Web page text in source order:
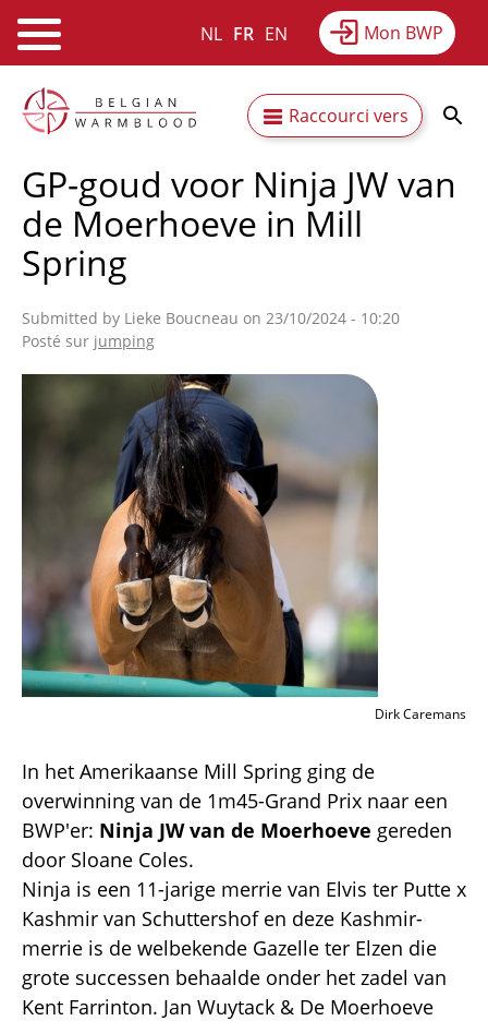
Aller
principal
Mon BWP
NL FR EN
Secundaire
navigatie
Webshop Equitime Actualités
À propos du BWP
Raccourci vers
GP-goud voor Ninja JW van
de Moerhoeve in Mill
Spring
Submitted by Lieke Boucneau on 23/10/2024 - 10:20
Posté sur jumping
Afbeelding
Dirk Caremans
In het Amerikaanse Mill Spring ging de
overwinning van de 1m45-Grand Prix naar een
BWP'er: Ninja JW van de Moerhoeve gereden
door Sloane Coles.
Ninja is een 11-jarige merrie van Elvis ter Putte x
Kashmir van Schuttershof en deze Kashmir-
merrie is de welbekende Gazelle ter Elzen die
grote successen behaalde onder het zadel van
Kent Farrinton. Jan Wuytack & De Moerhoeve